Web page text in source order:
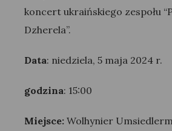
koncert ukraińskiego zespołu
Dzherela”.
Data: niedziela, 5 maja 2024 r.
godzina: 15:00
Miejsce: Wolhynier